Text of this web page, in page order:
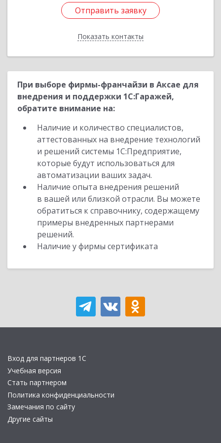
Отправить заявку
Показать контакты
Отправить заявку
Назад
При выборе фирмы-франчайзи в Аксае для
внедрения и поддержки 1С:Гаражей,
обратите внимание на:
Наличие и количество специалистов,
аттестованных на внедрение технологий
и решений системы 1С:Предприятие,
которые будут использоваться для
автоматизации ваших задач.
Наличие опыта внедрения решений
в вашей или близкой отрасли. Вы можете
обратиться к справочнику, содержащему
примеры внедренных партнерами
решений.
Наличие у фирмы сертификата
Вход для партнеров 1С
Учебная версия
Стать партнером
Политика конфиденциальности
Замечания по сайту
Другие сайты